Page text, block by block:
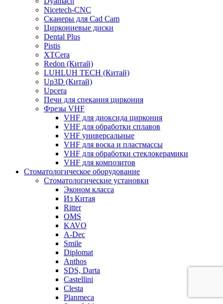
Nicetech-CNC
Сканеры для Cad Cam
Циркониевые диски
Dental Plus
Pistis
XTCera
Redon (Китай)
LUHLUH TECH (Китай)
Up3D (Китай)
Upcera
Печи для спекания циркония
Фрезы VHF
VHF для диоксида циркония
VHF для обработки сплавов
VHF универсальные
VHF для воска и пластмассы
VHF для обработки стеклокерамики
VHF для композитов
Стоматологическое оборудование
Стоматологические установки
Эконом класса
Из Китая
Ritter
OMS
KAVO
A-Dec
Smile
Diplomat
Anthos
SDS, Darta
Castellini
Clesta
Planmeca